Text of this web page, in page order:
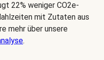
22% weniger CO2e-
mit Zutaten aus
mehr über unsere
.